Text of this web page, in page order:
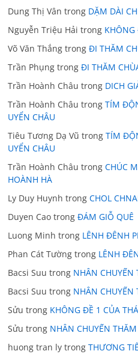
Dung Thị Vân trong DẶM DÀI
Nguyễn Triệu Hải trong KHÔNG
Võ Văn Thắng trongĐI THĂM
Trần Phụng trongĐI THĂM
Trần Hoành Châu trong DICH
Trần Hoành Châu trongTÍM
UYỂN CHÂU
Tiêu Tương Dạ Vũ trongTÍM
UYỂN CHÂU
Trần Hoành Châu trongCHÚC
HOÀNH HÀ
Ly Duy Huynh trongCHOL
Duyen Cao trongĐÁM GIỖ QUÊ
Luong Minh trong LÊNH ĐÊNH
Phan Cát Tường trong LÊNH
Bacsi Suu trong NHÂN CHUYẾN
Bacsi Suu trong NHÂN CHUYẾN
Sửu trong KHÔNG ĐỀ 1 CỦA
Sửu trong NHÂN CHUYẾN
huong tran ly trongTHƯƠNG